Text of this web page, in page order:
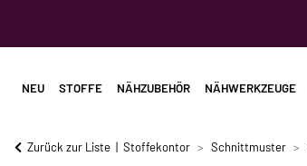
NEU STOFFE NÄHZUBEHÖR NÄHWERKZEUGE
Zurück zur Liste Stoffekontor Schnittmuster